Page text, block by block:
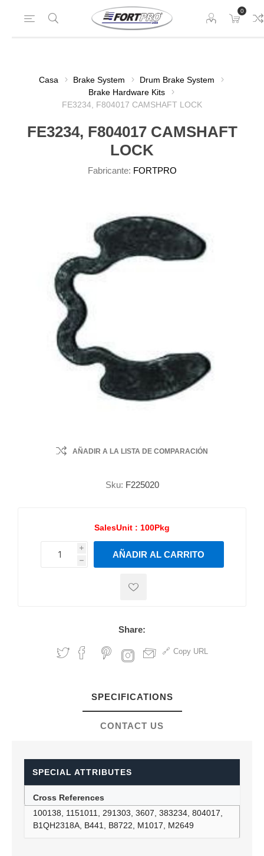
0
Casa Brake System
Drum Brake System
Brake Hardware Kits
FE3234, F804017 CAMSHAFT LOCK
FE3234, F804017 CAMSHAFT
LOCK
Fabricante: FORTPRO
AÑADIR A LA LISTA DE COMPARACIÓN
Sku: F225020
SalesUnit : 100Pkg
i
h
h
AÑADIR AL CARRITO
Share:
Copy URL
SPECIFICATIONS
CONTACT US
SPECIAL ATTRIBUTES
Cross References
100138, 1151011, 291303, 3607, 383234, 804017,
B1QH2318A, B441, B8722, M1017, M2649